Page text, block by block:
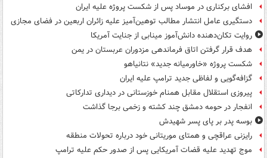
افشای برکناری در موساد پس از شکست پروژه علیه ایران
دستگیری عامل انتشار مطالب توهین‌آمیز علیه زائران اربعین در فضای مجازی
روایت تکان‌دهنده دانش‌آموز مینابی از جنایت آمریکا
هدف قرار گرفتن اتاق‌ فرماندهی مزدوران عربستان در یمن
شکست پروژه «خاورمیانه جدید» نتانیاهو
گزافه‌گویی و لفاظی جدید ترامپ علیه ایران
پیروزی استقلال مقابل همنام خوزستانی در دیداری تدارکاتی
انفجار در حومه دمشق چند کشته و زخمی برجا گذاشت
بوسه‌ پدر بر پای پسر شهیدش
رایزنی عراقچی و همتای موریتانی خود درباره تحولات منطقه
موج تهدید علیه قضات آمریکایی پس از صدور حکم علیه ترامپ